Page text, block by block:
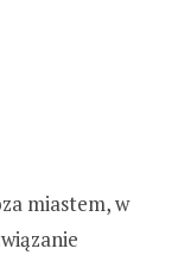
miastem, w